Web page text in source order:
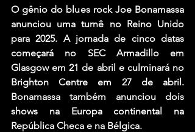
O gênio do blues rock Joe Bonamassa
anunciou uma turnê no Reino Unido
para 2025. A jornada de cinco datas
começará no SEC Armadillo em
Glasgow em 21 de abril e culminará no
Brighton Centre em 27 de abril.
Bonamassa também anunciou dois
shows na Europa continental na
República Checa e na Bélgica.